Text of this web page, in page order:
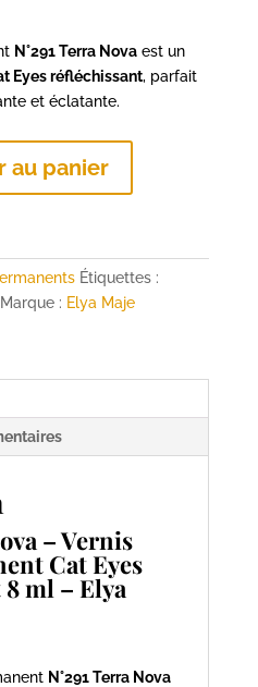
N°291 Terra Novaest un
Eyes réfléchissant, parfait
et éclatante.
au panier
Étiquettes :
Marque : Elya Maje
– Vernis
Cat Eyes
ml – Elya
N°291 Terra Nova